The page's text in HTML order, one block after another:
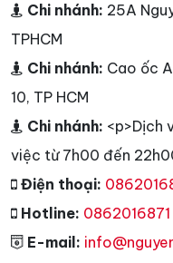
Chi nhánh: 25A
TPHCM
Chi nhánh: Cao ốc
10, TP HCM
Chi nhánh: <p>Dịch
việc từ 7h00 đến
Điện thoại:
Hotline: 0862016871
E-mail: